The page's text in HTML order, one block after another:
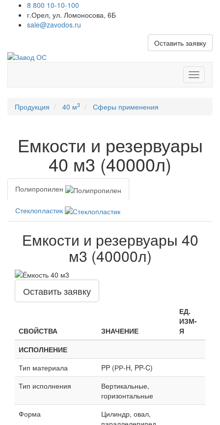
8 800 10-10-100
г.Орел, ул. Ломоносова, 6Б
sale@zavodos.ru
Оставить заявку
меню
Продукция 40 м3 Сферы применения
Емкости и резервуары
40 м3 (40000л)
Полипропилен
Стеклопластик
Емкости и резервуары 40
м3 (40000л)
Оставить заявку
СВОЙСТВА ЗНАЧЕНИЕ
ЕД.
ИЗМ-
Я
ИСПОЛНЕНИЕ
Тип материала
PP (РР-H, PP-C)
Тип исполнения
Вертикальные,
горизонтальные
Форма
Цилиндр, овал,